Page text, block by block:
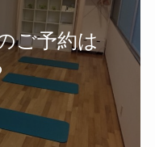
ご予約は